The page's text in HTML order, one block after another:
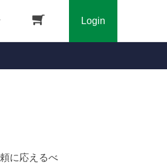
Login
に応えるべ